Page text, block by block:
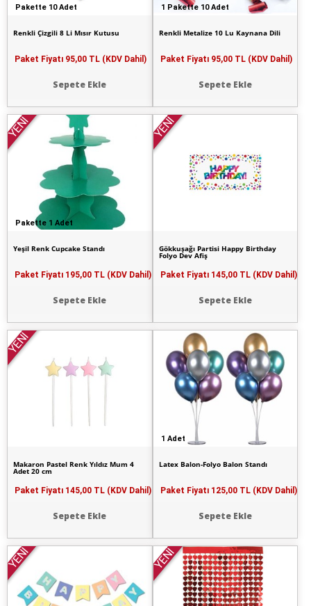
Pakette 10 Adet
Renkli Çizgili 8 Li Mısır Kutusu
Paket Fiyatı 95,00 TL (KDV Dahil)
Sepete Ekle
1 Pakette 10 Adet
Renkli Metalize 10 Lu Kaynana Dili
Paket Fiyatı 95,00 TL (KDV Dahil)
Sepete Ekle
Pakette 1 Adet
YENİ
Yeşil Renk Cupcake Standı
Paket Fiyatı 195,00 TL (KDV Dahil)
Sepete Ekle
YENİ
Gökkuşağı Partisi Happy Birthday
Folyo Dev Afiş
Paket Fiyatı 145,00 TL (KDV Dahil)
Sepete Ekle
YENİ
Makaron Pastel Renk Yıldız Mum 4
Adet 20 cm
Paket Fiyatı 145,00 TL (KDV Dahil)
Sepete Ekle
1 Adet
Latex Balon-Folyo Balon Standı
Paket Fiyatı 125,00 TL (KDV Dahil)
Sepete Ekle
YENİ YENİ